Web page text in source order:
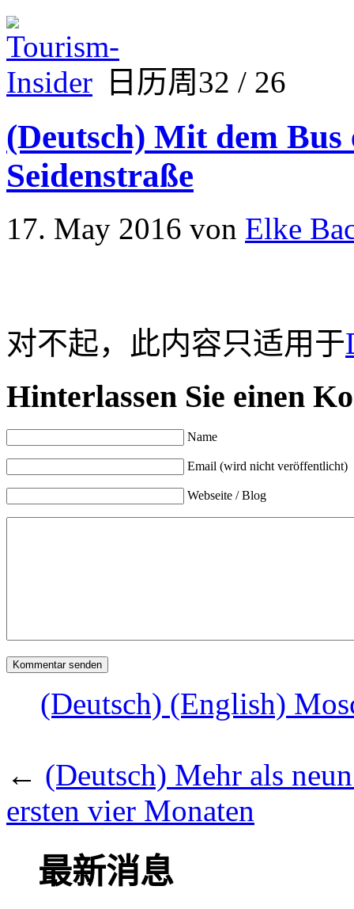
日历周32 / 26
(Deutsch) Mit dem Bus
Seidenstraße
17. May 2016 von Elke
对不起，此内容只适用于
Hinterlassen Sie einen
Name
Email (wird nicht veröffentlicht)
Webseite / Blog
(Deutsch) (English)
← (Deutsch) Mehr als
ersten vier Monaten
最新消息